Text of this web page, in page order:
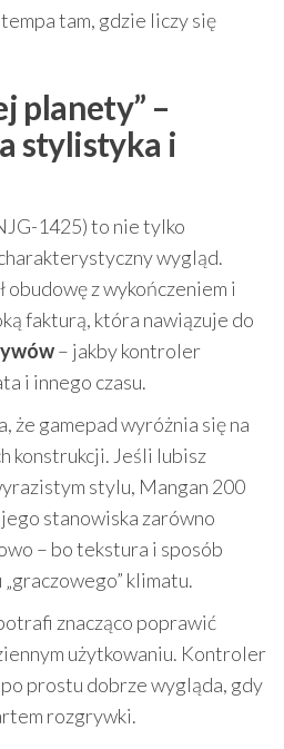
tam, gdzie liczy się
planety” –
stylistyka i
1425) to nie tylko
wygląd.
z wykończeniem i
fakturą, która nawiązuje do
– jakby kontroler
i innego czasu.
że gamepad wyróżnia się na
konstrukcji. Jeśli lubisz
stylu, Mangan 200
stanowiska zarówno
– bo tekstura i sposób
klimatu.
znacząco poprawić
użytkowaniu. Kontroler
po prostu dobrze wygląda, gdy
rozgrywki.